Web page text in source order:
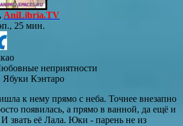
AniLibria.TV
25 мин.
неприятности
Ябуки Кэнтаро
к нему прямо с неба. Точнее внезапно
появилась, а прямо в ванной, да ещё и
звать её Лала. Юки - парень не из